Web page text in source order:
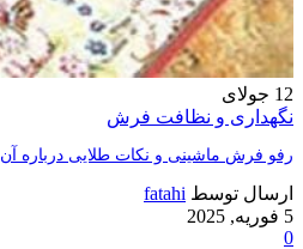
12 جولای
نگهداری و نظافت فرش
رفو فرش ماشینی و نکات طلایی درباره آن
ارسال توسط fatahi
5 فوریه, 2025
0